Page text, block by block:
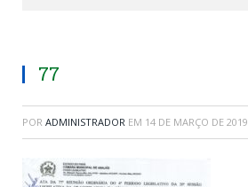
77
POR ADMINISTRADOR EM 14 DE MARÇO DE 2019